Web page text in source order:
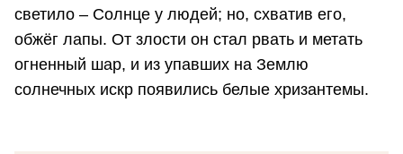
светило – Солнце у людей; но, схватив его,
обжёг лапы. От злости он стал рвать и метать
огненный шар, и из упавших на Землю
солнечных искр появились белые хризантемы.